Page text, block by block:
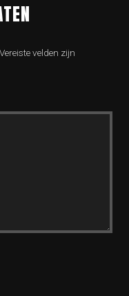
Vereiste velden zijn